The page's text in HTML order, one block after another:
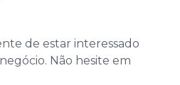
de estar interessado
Não hesite em